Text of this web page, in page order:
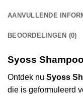
AANVULLENDE
BEOORDELINGEN (0)
Syoss
Ontdek nu Syoss
die is geformuleerd